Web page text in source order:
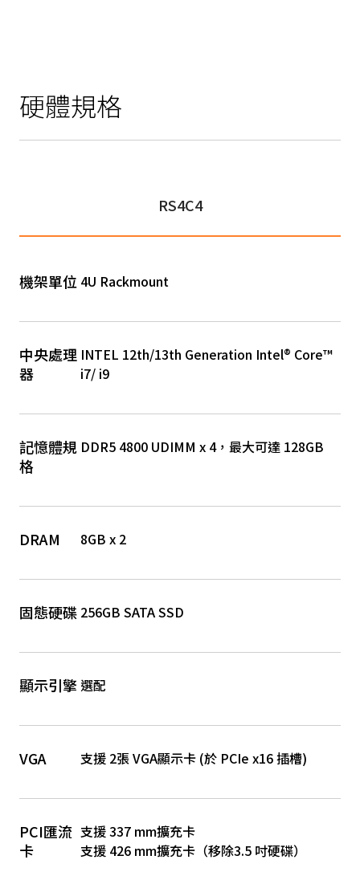
硬體規格
RS4C4
機架單位 4U Rackmount
中央處理
器
INTEL 12th/13th Generation Intel® Core™
i7/ i9
記憶體規
格
DDR5 4800 UDIMM x 4，最大可達 128GB
DRAM 8GB x 2
固態硬碟 256GB SATA SSD
顯示引擎 選配
VGA 支援 2張 VGA顯示卡 (於 PCIe x16 插槽)
PCI匯流
卡
支援 337 mm擴充卡
支援 426 mm擴充卡（移除3.5 吋硬碟）